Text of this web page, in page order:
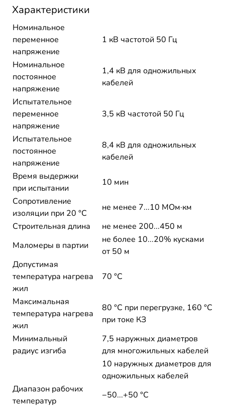
Характеристики
Номинальное
переменное
напряжение
1 кВ частотой 50 Гц
Номинальное
постоянное
напряжение
1,4 кВ для одножильных
кабелей
Испытательное
переменное
напряжение
3,5 кВ частотой 50 Гц
Испытательное
постоянное
напряжение
8,4 кВ для одножильных
кабелей
Время выдержки
при испытании
10 мин
Сопротивление
изоляции при 20 °С
не менее 7...10 МОм·км
Строительная длина
не менее 200...450 м
Маломеры в партии
не более 10...20% кусками
от 50 м
Допустимая
температура нагрева
жил
70 °C
Максимальная
температура нагрева
жил
80 °C при перегрузке, 160 °C
при токе КЗ
Минимальный
радиус изгиба
7,5 наружных диаметров
для многожильных кабелей
10 наружных диаметров для
одножильных кабелей
Диапазон рабочих
температур
−50...+50 °C